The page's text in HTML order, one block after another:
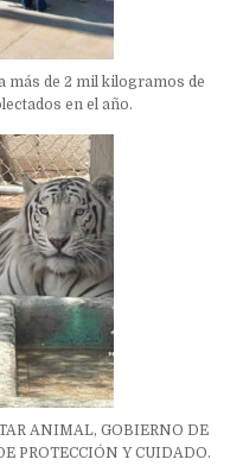
más de 2 mil kilogramos de
en el año.
ANIMAL, GOBIERNO DE
PROTECCIÓN Y CUIDADO.